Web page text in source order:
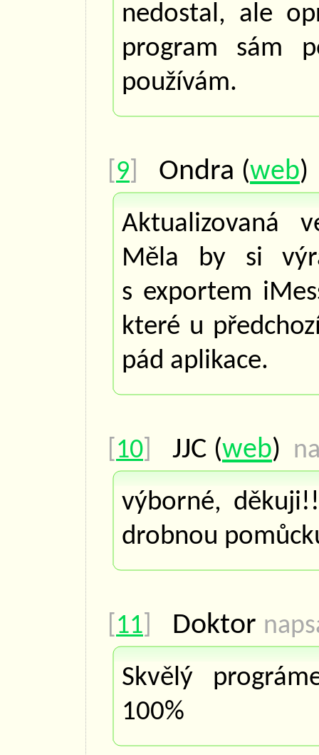
nedostal, ale
program sám
používám.
9 Ondra (web
Aktualizovaná
Měla by si
s exportem
které u
pád aplikace.
10 JJC (web)
výborné,
drobnou
11 Doktor
Skvělý
100%